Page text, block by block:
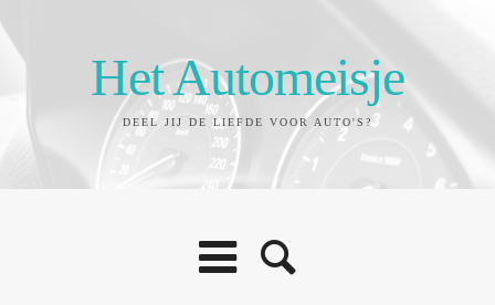
Het Automeisje
DEEL JIJ DE LIEFDE VOOR AUTO'S?